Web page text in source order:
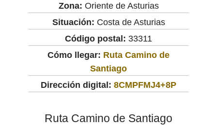
Zona: Oriente de Asturias
Situación: Costa de Asturias
Código postal: 33311
Cómo llegar: Ruta Camino de
Santiago
Dirección digital: 8CMPFMJ4+8P
Ruta Camino de Santiago